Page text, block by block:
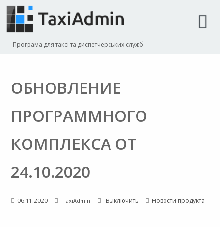
Програма для таксі та диспетчерських служб
ОБНОВЛЕНИЕ
ПРОГРАММНОГО
КОМПЛЕКСА ОТ
24.10.2020
06.11.2020 TaxiAdmin Выключить Новости продукта